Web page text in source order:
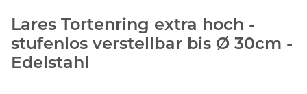
Lares Tortenring extra hoch -
stufenlos verstellbar bis Ø 30cm -
Edelstahl